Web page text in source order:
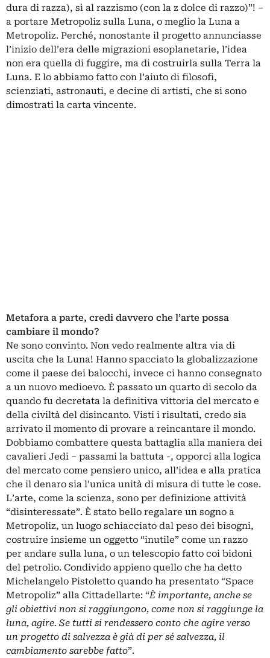
dura di razza), sì al razzismo (con la z dolce di razzo)”! –
a portare Metropoliz sulla Luna, o meglio la Luna a
Metropoliz. Perché, nonostante il progetto annunciasse
l’inizio dell’era delle migrazioni esoplanetarie, l’idea
non era quella di fuggire, ma di costruirla sulla Terra la
Luna. E lo abbiamo fatto con l’aiuto di filosofi,
scienziati, astronauti, e decine di artisti, che si sono
dimostrati la carta vincente.
Metafora a parte, credi davvero che l’arte possa
cambiare il mondo?
Ne sono convinto. Non vedo realmente altra via di
uscita che la Luna! Hanno spacciato la globalizzazione
come il paese dei balocchi, invece ci hanno consegnato
a un nuovo medioevo. È passato un quarto di secolo da
quando fu decretata la definitiva vittoria del mercato e
della civiltà del disincanto. Visti i risultati, credo sia
arrivato il momento di provare a reincantare il mondo.
Dobbiamo combattere questa battaglia alla maniera dei
cavalieri Jedi – passami la battuta -, opporci alla logica
del mercato come pensiero unico, all’idea e alla pratica
che il denaro sia l’unica unità di misura di tutte le cose.
L’arte, come la scienza, sono per definizione attività
“disinteressate”. È stato bello regalare un sogno a
Metropoliz, un luogo schiacciato dal peso dei bisogni,
costruire insieme un oggetto “inutile” come un razzo
per andare sulla luna, o un telescopio fatto coi bidoni
del petrolio. Condivido appieno quello che ha detto
Michelangelo Pistoletto quando ha presentato “Space
Metropoliz” alla Cittadellarte: “È importante, anche se
gli obiettivi non si raggiungono, come non si raggiunge la
luna, agire. Se tutti si rendessero conto che agire verso
un progetto di salvezza è già di per sé salvezza, il
cambiamento sarebbe fatto”.